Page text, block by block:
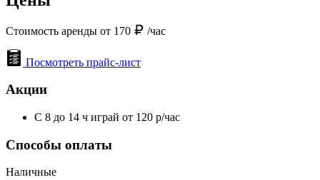
Стоимость аренды от 170 /час
Посмотреть прайс-лист
Акции
С 8 до 14 ч играй от 120 р/час
Способы оплаты
Наличные